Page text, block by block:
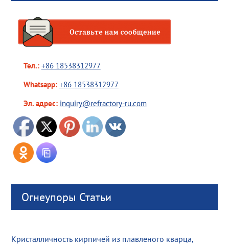
Тел.: +86 18538312977
Whatsapp: +86 18538312977
Эл. адрес: inquiry@refractory-ru.com
Огнеупоры Статьи
Кристалличность кирпичей из плавленого кварца,